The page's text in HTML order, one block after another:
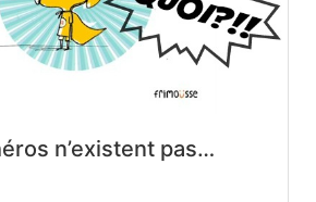
n’existent pas…